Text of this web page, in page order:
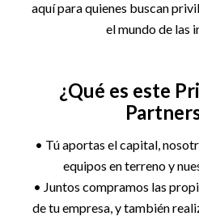
aquí para quienes buscan
el mundo de las
¿Qué es este
• Tú aportas el capital,
equipos en terreno y
• Juntos compramos las
de tu empresa, y también